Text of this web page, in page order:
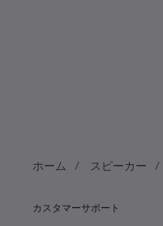
ホーム スピーカー
カスタマーサポート